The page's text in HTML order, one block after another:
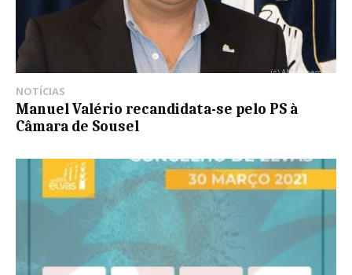
NOTÍCIAS
Manuel Valério recandidata-se pelo PS à
Câmara de Sousel